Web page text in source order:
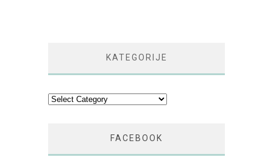
KATEGORIJE
Kategorije
FACEBOOK